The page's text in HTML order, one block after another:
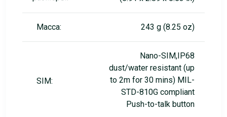
Масса: 243 g (8.25 oz)
SIM:
Nano-SIM,IP68
dust/water resistant (up
to 2m for 30 mins) MIL-
STD-810G compliant
Push-to-talk button